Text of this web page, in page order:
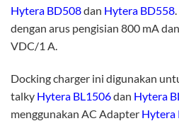
Hytera BD508dan Hytera BD558
dengan arus pengisian 800 mA
VDC/1 A.
Docking charger ini digunakan
talky Hytera BL1506dan Hytera
menggunakan AC Adapter Hytera